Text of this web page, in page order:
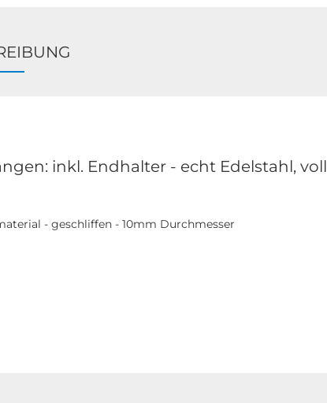
inkl. Endhalter - echt Edelstahl, voll
- geschliffen - 10mm Durchmesser